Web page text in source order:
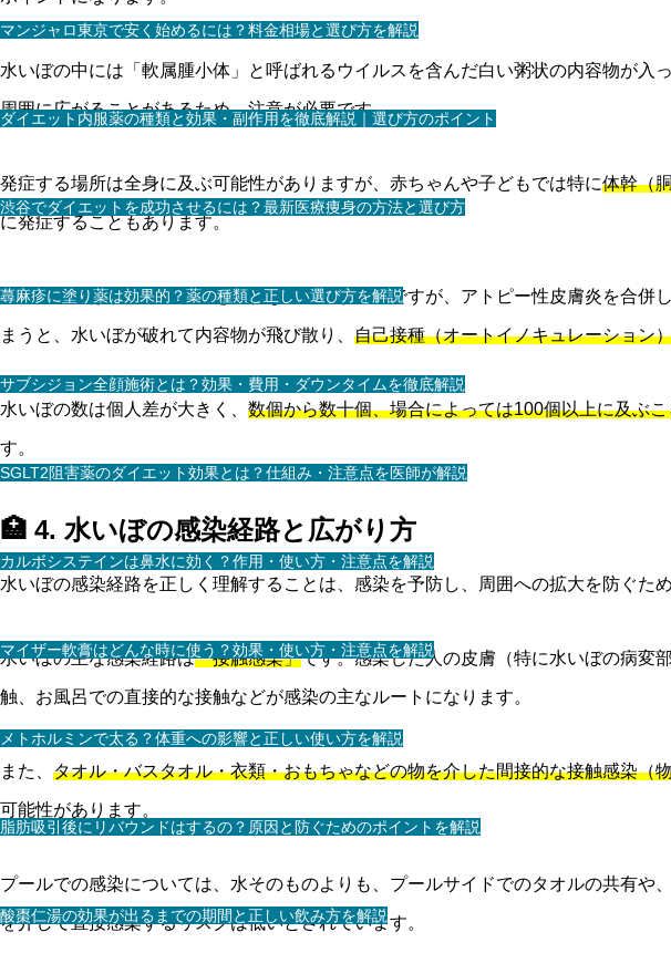
マンジャロ東京で安く始めるには？料金相場と選び方を解説
ダイエット内服薬の種類と効果・副作用を徹底解説｜選び方のポイント
渋谷でダイエットを成功させるには？最新医療痩身の方法と選び方
蕁麻疹に塗り薬は効果的？薬の種類と正しい選び方を解説
サブシジョン全顔施術とは？効果・費用・ダウンタイムを徹底解説
SGLT2阻害薬のダイエット効果とは？仕組み・注意点を医師が解説
カルボシステインは鼻水に効く？作用・使い方・注意点を解説
マイザー軟膏はどんな時に使う？効果・使い方・注意点を解説
メトホルミンで太る？体重への影響と正しい使い方を解説
脂肪吸引後にリバウンドはするの？原因と防ぐためのポイントを解説
酸棗仁湯の効果が出るまでの期間と正しい飲み方を解説
水いぼの中には「軟属腫小体」と呼ばれるウイルスを含んだ白い粥状の内容物が
周囲に広がることがあるため、注意が必要です。
発症する場所は全身に及ぶ可能性がありますが、赤ちゃんや子どもでは特に体幹（
に発症することもあります。
水いぼ自体はかゆみや痛みを伴わないことが多いですが、アトピー性皮膚炎を合
まうと、水いぼが破れて内容物が飛び散り、 自己接種（オートイノキュレーション
水いぼの数は個人差が大きく、 数個から数十個、場合によっては100個以上に及ぶ
す。
🏥 4. 水いぼの感染経路と広がり方
水いぼの感染経路を正しく理解することは、感染を予防し、周囲への拡大を防ぐた
水いぼの主な感染経路は「接触感染」です。感染した人の皮膚（特に水いぼの病変
触、お風呂での直接的な接触などが感染の主なルートになります。
また、 タオル・バスタオル・衣類・おもちゃなどの物を介した間接的な接触感染（
可能性があります。
プールでの感染については、水そのものよりも、プールサイドでのタオルの共有
を介して直接感染するリスクは低いとされています。